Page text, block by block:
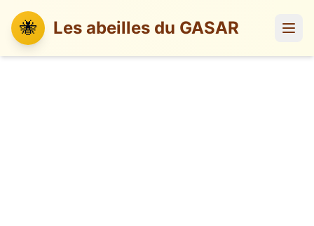
🐝 Les abeilles du GASAR